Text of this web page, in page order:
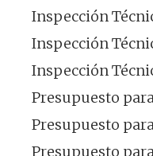
Inspección
Inspección
Inspección
Presupuesto
Presupuesto
Presupuesto